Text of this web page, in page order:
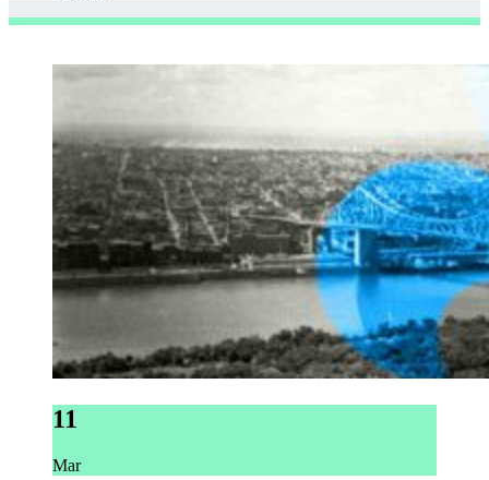
11
Mar